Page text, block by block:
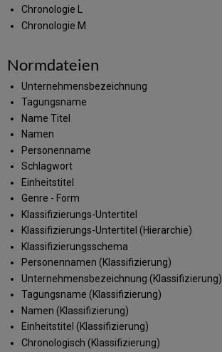
Chronologie L
Chronologie M
Normdateien
Unternehmensbezeichnung
Tagungsname
Name Titel
Namen
Personenname
Schlagwort
Einheitstitel
Genre - Form
Klassifizierungs-Untertitel
Klassifizierungs-Untertitel (Hierarchie)
Klassifizierungsschema
Personennamen (Klassifizierung)
Unternehmensbezeichnung (Klassifizierung)
Tagungsname (Klassifizierung)
Namen (Klassifizierung)
Einheitstitel (Klassifizierung)
Chronologisch (Klassifizierung)